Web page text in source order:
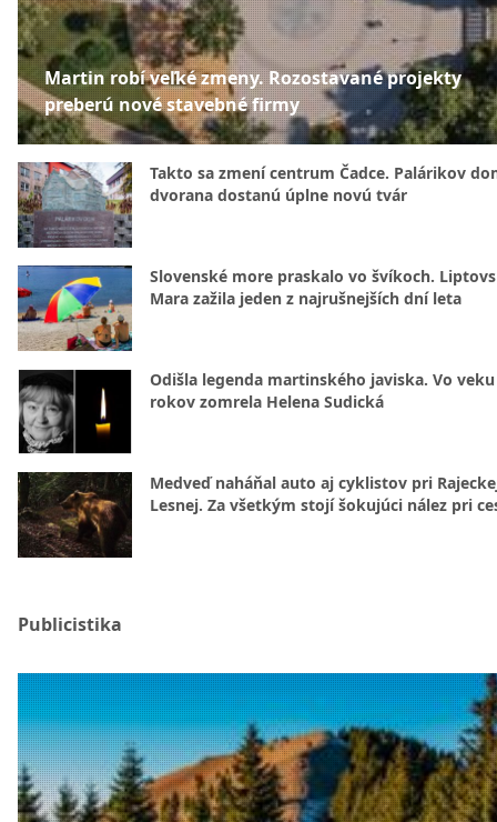
Martin robí veľké zmeny. Rozostavané projekty
preberú nové stavebné firmy
Takto sa zmení centrum Čadce. Palárikov
dvorana dostanú úplne novú tvár
Slovenské more praskalo vo švíkoch.
Mara zažila jeden z najrušnejších dní leta
Odišla legenda martinského javiska. Vo veku
rokov zomrela Helena Sudická
Medveď naháňal auto aj cyklistov pri
Lesnej. Za všetkým stojí šokujúci nález pri
Publicistika